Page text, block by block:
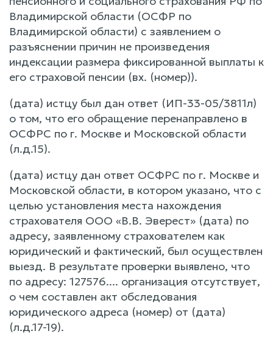
Владимирской области (ОСФР по
Владимирской области) с заявлением о
разъяснении причин не произведения
индексации размера фиксированной выплаты к
его страховой пенсии (вх. (номер)).
(дата) истцу был дан ответ (ИП-33-05/3811л)
о том, что его обращение перенаправлено в
ОСФРС по г. Москве и Московской области
(л.д.15).
(дата) истцу дан ответ ОСФРС по г. Москве и
Московской области, в котором указано, что с
целью установления места нахождения
страхователя ООО «В.В. Эверест» (дата) по
адресу, заявленному страхователем как
юридический и фактический, был осуществлен
выезд. В результате проверки выявлено, что
по адресу: 127576.... организация отсутствует,
о чем составлен акт обследования
юридического адреса (номер) от (дата)
(л.д.17-19).